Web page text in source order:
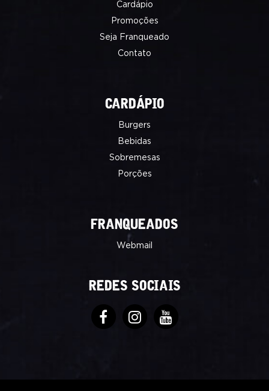
Cardápio
Promoções
Seja Franqueado
Contato
CARDÁPIO
Burgers
Bebidas
Sobremesas
Porções
FRANQUEADOS
Webmail
REDES SOCIAIS